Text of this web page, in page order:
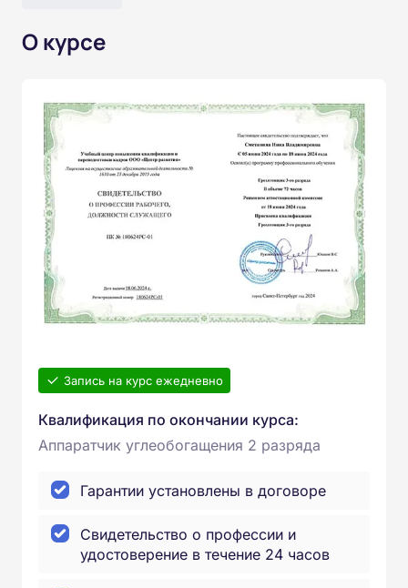
О курсе
Запись на курс ежедневно
Квалификация по окончании курса:
Аппаратчик углеобогащения 2 разряда
Гарантии установлены в договоре
Свидетельство о профессии и
удостоверение в течение 24 часов